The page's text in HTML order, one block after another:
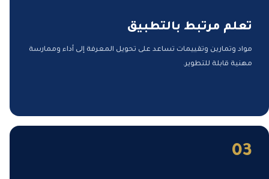
تعلم مرتبط بالتطبيق
مواد وتمارين وتقييمات تساعد على تحويل المعرفة إلى أداء وممارسة
مهنية قابلة للتطوير.
03